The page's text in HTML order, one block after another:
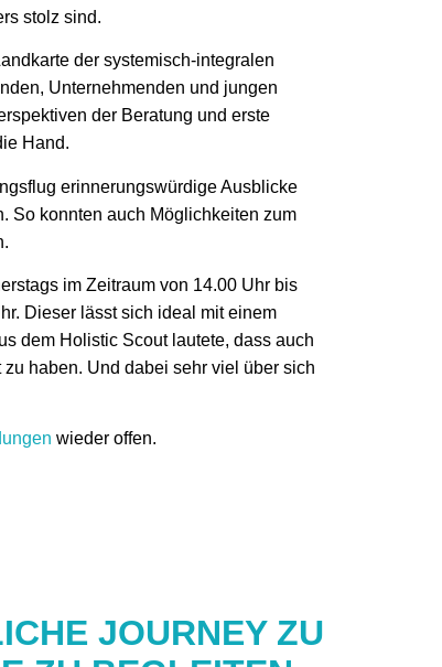
stolz sind.
der systemisch-integralen
Unternehmenden und jungen
der Beratung und erste
Hand.
erinnerungswürdige Ausblicke
So konnten auch Möglichkeiten zum
im Zeitraum von 14.00 Uhr bis
Dieser lässt sich ideal mit einem
dem Holistic Scout lautete, dass auch
haben. Und dabei sehr viel über sich
wieder offen.
JOURNEY ZU